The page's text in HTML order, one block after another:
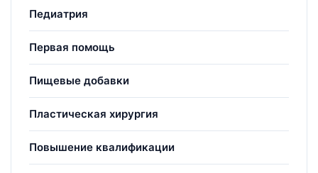
Педиатрия
Первая помощь
Пищевые добавки
Пластическая хирургия
Повышение квалификации